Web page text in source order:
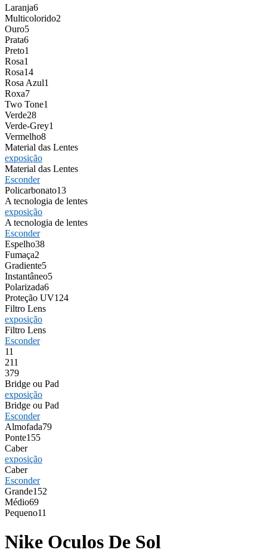
Laranja6
Multicolorido2
Ouro5
Prata6
Preto1
Rosa1
Rosa14
Rosa Azul1
Roxa7
Two Tone1
Verde28
Verde-Grey1
Vermelho8
Material das Lentes
exposição
Material das Lentes
Esconder
Policarbonato13
A tecnologia de lentes
exposição
A tecnologia de lentes
Esconder
Espelho38
Fumaça2
Gradiente5
Instantâneo5
Polarizada6
Proteção UV124
Filtro Lens
exposição
Filtro Lens
Esconder
11
211
379
Bridge ou Pad
exposição
Bridge ou Pad
Esconder
Almofada79
Ponte155
Caber
exposição
Caber
Esconder
Grande152
Médio69
Pequeno11
Nike Oculos De Sol